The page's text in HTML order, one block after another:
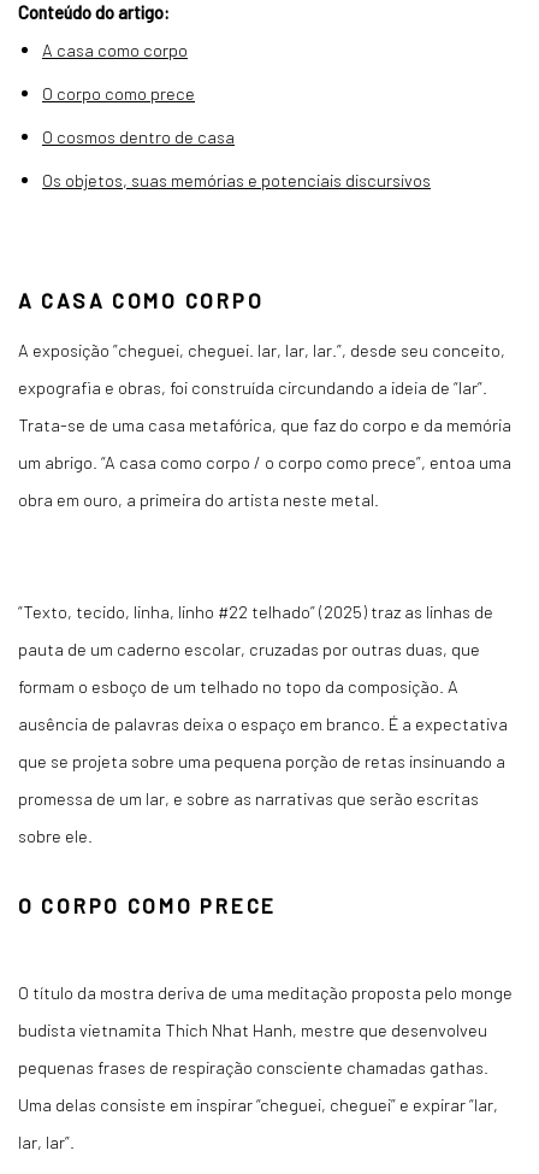
Conteúdo do artigo:
A casa como corpo
O corpo como prece
O cosmos dentro de casa
Os objetos, suas memórias e potenciais discursivos
A CASA COMO CORPO
A exposição ”cheguei, cheguei. lar, lar, lar.”, desde seu conceito,
expografia e obras, foi construída circundando a ideia de “lar”.
Trata-se de uma casa metafórica, que faz do corpo e da memória
um abrigo. “A casa como corpo / o corpo como prece”, entoa uma
obra em ouro, a primeira do artista neste metal.
“Texto, tecido, linha, linho #22 telhado” (2025) traz as linhas de
pauta de um caderno escolar, cruzadas por outras duas, que
formam o esboço de um telhado no topo da composição. A
ausência de palavras deixa o espaço em branco. É a expectativa
que se projeta sobre uma pequena porção de retas insinuando a
promessa de um lar, e sobre as narrativas que serão escritas
sobre ele.
O CORPO COMO PRECE
O título da mostra deriva de uma meditação proposta pelo monge
budista vietnamita Thich Nhat Hanh, mestre que desenvolveu
pequenas frases de respiração consciente chamadas gathas
Uma delas consiste em inspirar “cheguei, cheguei” e expirar “lar,
lar, lar”.